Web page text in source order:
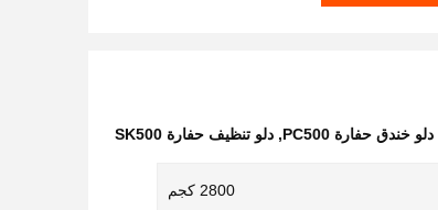
دلو خندق حفارة PC500 , دلو تنظيف حفارة SK500
2800 كجم